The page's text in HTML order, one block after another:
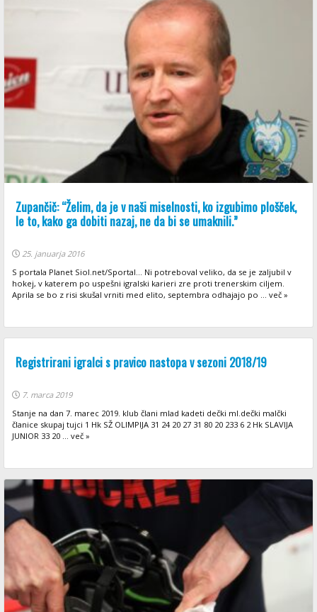
Zupančič: “Želim, da je v naši miselnosti, ko izgubimo plošček,
le to, kako ga dobiti nazaj, ne da bi se umaknili.”
25. januarja 2016
S portala Planet Siol.net/Sportal... Ni potreboval veliko, da se je zaljubil v
hokej, v katerem po uspešni igralski karieri zre proti trenerskim ciljem.
Aprila se bo z risi skušal vrniti med elito, septembra odhajajo po ... več »
Registrirani igralci s pravico nastopa v sezoni 2018/19
7. marca 2019
Stanje na dan 7. marec 2019. klub člani mlad kadeti dečki ml.dečki malčki
članice skupaj tujci 1 Hk SŽ OLIMPIJA 31 24 20 27 31 80 20 233 6 2 Hk SLAVIJA
JUNIOR 33 20 ... več »